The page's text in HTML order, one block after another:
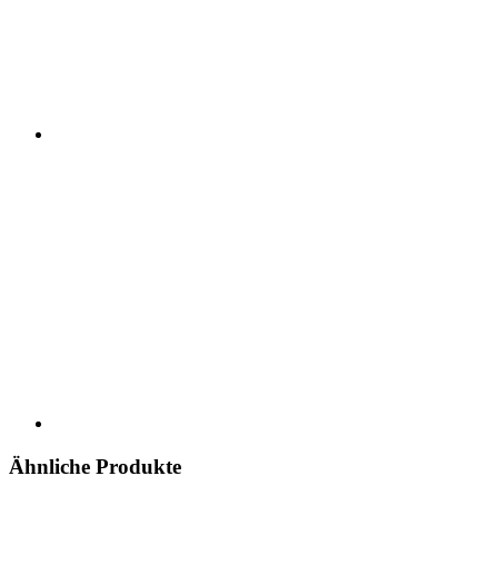
Ähnliche Produkte